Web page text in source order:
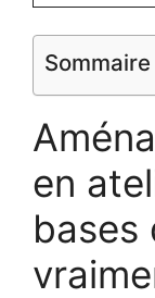
Sommaire
en
bases